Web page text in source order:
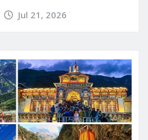
Jul 21, 2026